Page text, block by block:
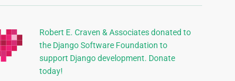
Robert E. Craven & Associates donated to
the Django Software Foundation to
support Django development. Donate
today!